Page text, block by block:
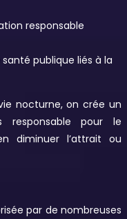
responsable
publique liés à la
nocturne, on crée un
responsable pour le
diminuer l’attrait ou
par de nombreuses